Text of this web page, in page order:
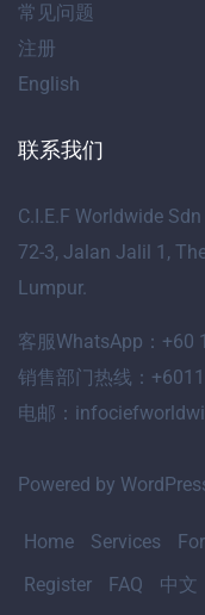
常见问题
注册
English
联系我们
C.I.E.F Worldwide Sdn
72-3, Jalan Jalil 1,
Lumpur.
客服WhatsApp：+60
销售部门热线：
电邮：
Powered by
Home Services
Register
FAQ 中文